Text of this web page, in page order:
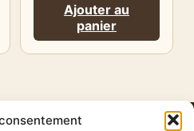
Ajouter au
panier